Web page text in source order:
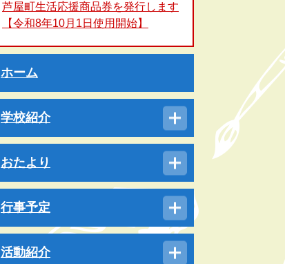
芦屋町生活応援商品券を発行します
【令和8年10月1日使用開始】
ホーム
学校紹介
おたより
行事予定
活動紹介